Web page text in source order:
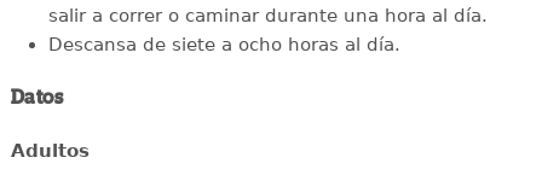
salir a correr o caminar durante una hora al día.
Descansa de siete a ocho horas al día.
Datos
Adultos